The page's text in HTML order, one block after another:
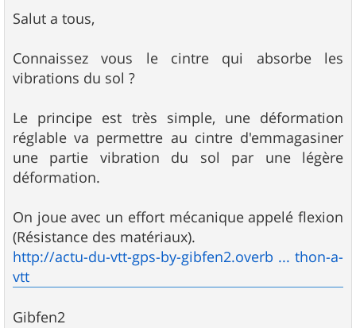
s
s
g
e
Salut a tous,
Connaissez vous le cintre qui absorbe les
vibrations du sol ?
Le principe est très simple, une déformation
réglable va permettre au cintre d'emmagasiner
une partie vibration du sol par une légère
déformation.
On joue avec un effort mécanique appelé flexion
(Résistance des matériaux).
http://actu-du-vtt-gps-by-gibfen2.overb ... thon-a-
vtt
Gibfen2